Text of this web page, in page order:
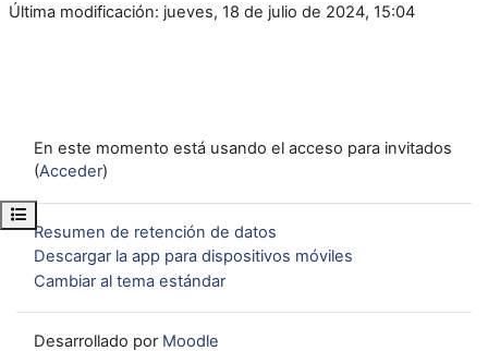
Abrir índice del curso
Última modificación: jueves, 18 de julio de 2024, 15:04
En este momento está usando el acceso para invitados
(Acceder)
Resumen de retención de datos
Descargar la app para dispositivos móviles
Cambiar al tema estándar
Desarrollado por Moodle